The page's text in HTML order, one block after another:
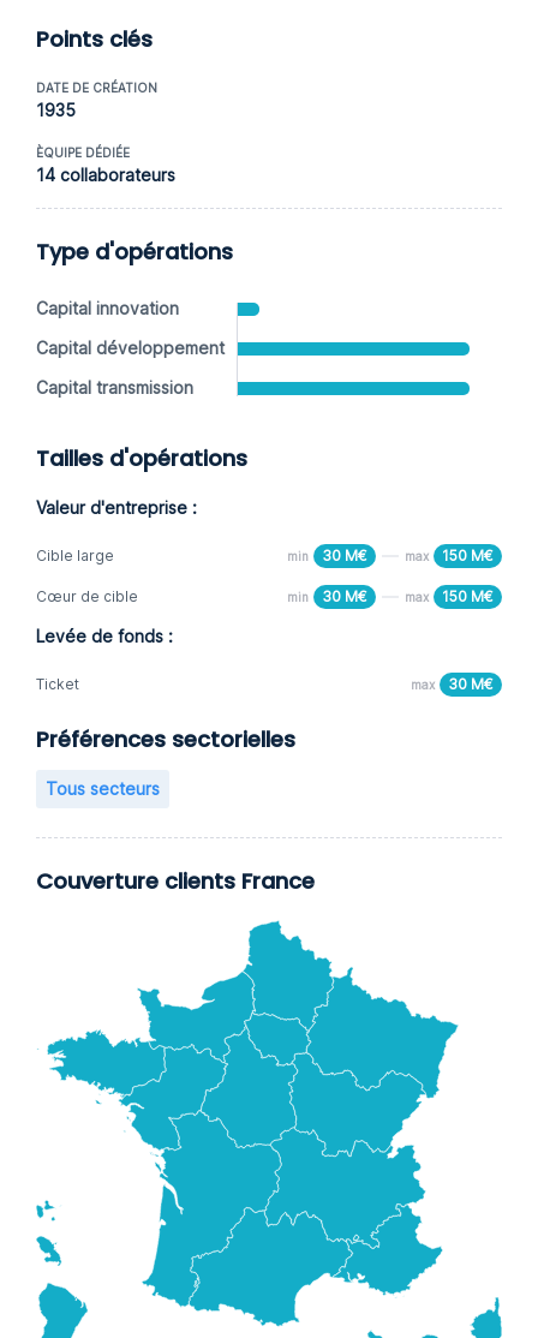
Points clés
DATE DE CRÉATION
1935
ÈQUIPE DÉDIÉE
14 collaborateurs
Type d'opérations
Capital innovation
Capital développement
Capital transmission
Tailles d'opérations
Valeur d'entreprise :
Cible large min 30 M€ max 150 M€
Cœur de cible min 30 M€ max 150 M€
Levée de fonds :
Ticket max 30 M€
Préférences sectorielles
Tous secteurs
Couverture clients France